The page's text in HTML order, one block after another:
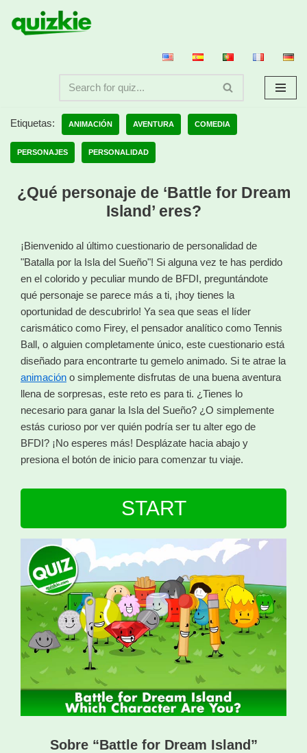
Saltar
Etiquetas: ANIMACIÓN AVENTURA COMEDIA
PERSONAJES PERSONALIDAD
¿Qué personaje de ‘Battle for Dream
Island’ eres?
¡Bienvenido al último cuestionario de personalidad de
"Batalla por la Isla del Sueño"! Si alguna vez te has perdido
en el colorido y peculiar mundo de BFDI, preguntándote
qué personaje se parece más a ti, ¡hoy tienes la
oportunidad de descubrirlo! Ya sea que seas el líder
carismático como Firey, el pensador analítico como Tennis
Ball, o alguien completamente único, este cuestionario está
diseñado para encontrarte tu gemelo animado. Si te atrae la
animación o simplemente disfrutas de una buena aventura
llena de sorpresas, este reto es para ti. ¿Tienes lo
necesario para ganar la Isla del Sueño? ¿O simplemente
estás curioso por ver quién podría ser tu alter ego de
BFDI? ¡No esperes más! Desplázate hacia abajo y
presiona el botón de inicio para comenzar tu viaje.
START
Sobre “Battle for Dream Island”